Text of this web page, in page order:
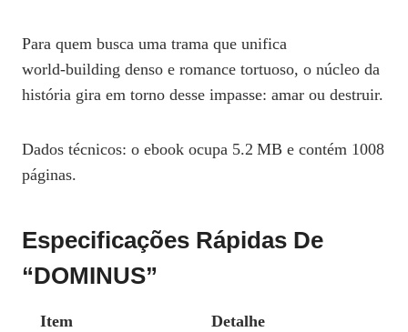
Para quem busca uma trama que unifica
world‑building denso e romance tortuoso, o núcleo da
história gira em torno desse impasse: amar ou destruir.
Dados técnicos: o ebook ocupa 5.2 MB e contém 1008
páginas.
Especificações Rápidas De
“DOMINUS”
Item
Detalhe